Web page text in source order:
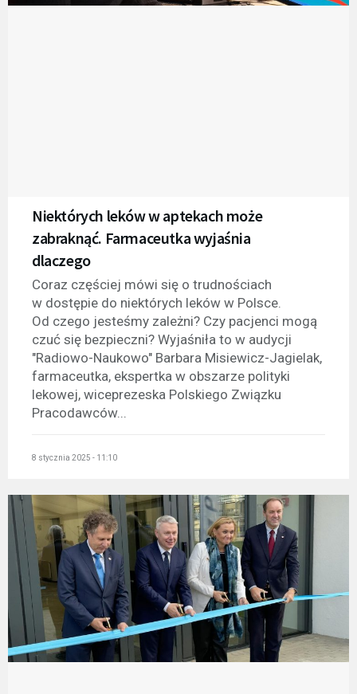
Niektórych leków w aptekach może
zabraknąć. Farmaceutka wyjaśnia
dlaczego
Coraz częściej mówi się o trudnościach
w dostępie do niektórych leków w Polsce.
Od czego jesteśmy zależni? Czy pacjenci mogą
czuć się bezpieczni? Wyjaśniła to w audycji
"Radiowo-Naukowo" Barbara Misiewicz-Jagielak,
farmaceutka, ekspertka w obszarze polityki
lekowej, wiceprezeska Polskiego Związku
Pracodawców...
8 stycznia 2025 - 11:10